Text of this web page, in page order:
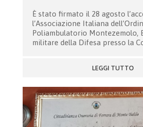
È stato firmato il 28 agosto
l’Associazione Italiana
Poliambulatorio Montezemolo,
militare della Difesa presso la
LEGGI TUTTO